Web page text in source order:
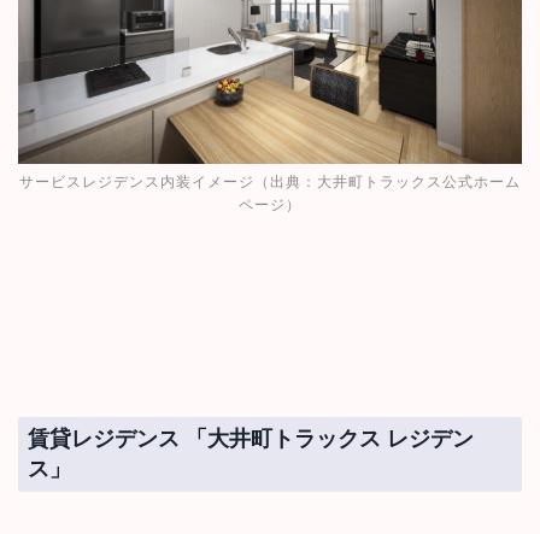
サービスレジデンス内装イメージ（出典： 大井町トラックス公式ホーム
ページ ）
賃貸レジデンス 「大井町トラックス レジデン
ス」